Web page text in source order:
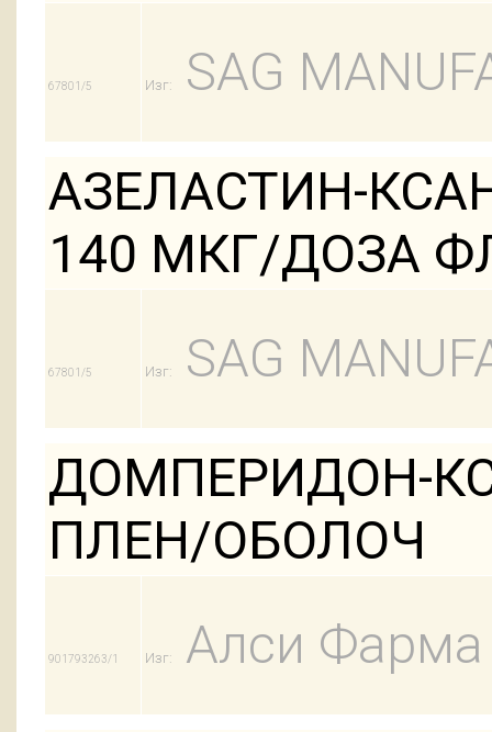
67801/5 Изг:
SAG
АЗЕЛАСТИН-
140 МКГ/ДОЗА
67801/5 Изг:
SAG
ДОМПЕРИДОН-
ПЛЕН/ОБОЛОЧ
901793263/1 Изг:
Алси